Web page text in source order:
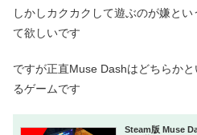
しかしカクカクして遊ぶのが嫌と
て欲しいです
ですが正直Muse Dashはどちらか
るゲームです
Steam版 Muse